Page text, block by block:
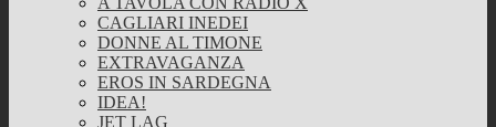
CAGLIARI INEDEI
DONNE AL TIMONE
EXTRAVAGANZA
EROS IN SARDEGNA
IDEA!
JET LAG